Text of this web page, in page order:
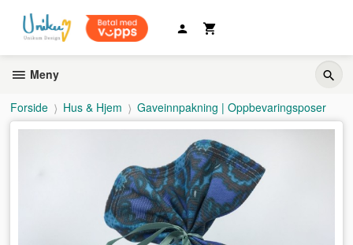
innholdet
Meny
Forside Hus & Hjem Gaveinnpakning | Oppbevaringsposer